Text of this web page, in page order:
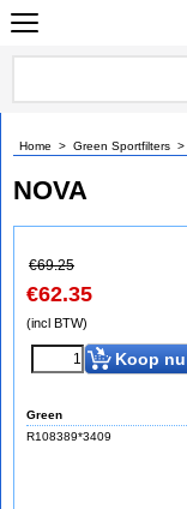
Home > Green Sportfilters >
NOVA
€69.25
€62.35
(incl BTW)
Koop nu
Green
R108389*3409